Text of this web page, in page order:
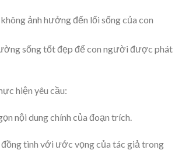
ảnh hưởng đến lối sống của con
sống tốt đẹp để con người được phát
hiện yêu cầu:
nội dung chính của đoạn trích.
đồng tình với ước vọng của tác giả trong